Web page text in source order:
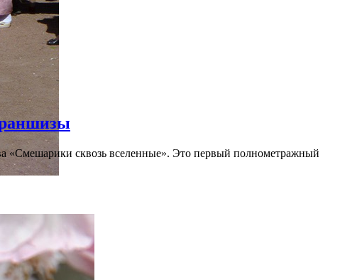
«Смешарики сквозь вселенные». Это первый полнометражный